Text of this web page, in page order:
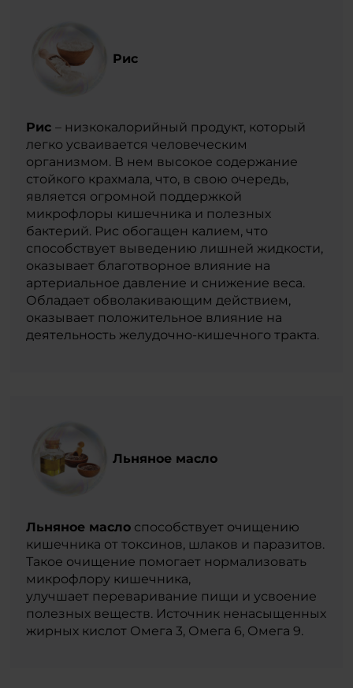
Рис
Рис– низкокалорийный продукт, который
легко усваивается человеческим
организмом. В нем высокое содержание
стойкого крахмала, что, в свою очередь,
является огромной поддержкой
микрофлоры кишечника и полезных
бактерий. Рис обогащен калием, что
способствует выведению лишней жидкости,
оказывает благотворное влияние на
артериальное давление и снижение веса.
Обладает обволакивающим действием,
оказывает положительное влияние на
деятельность желудочно-кишечного тракта.
Льняное масло
Льняное масло способствует очищению
кишечника от токсинов, шлаков и паразитов.
Такое очищение помогает нормализовать
микрофлору кишечника,
улучшает переваривание пищи и усвоение
полезных веществ. Источник ненасыщенных
жирных кислот Омега 3, Омега 6, Омега 9.